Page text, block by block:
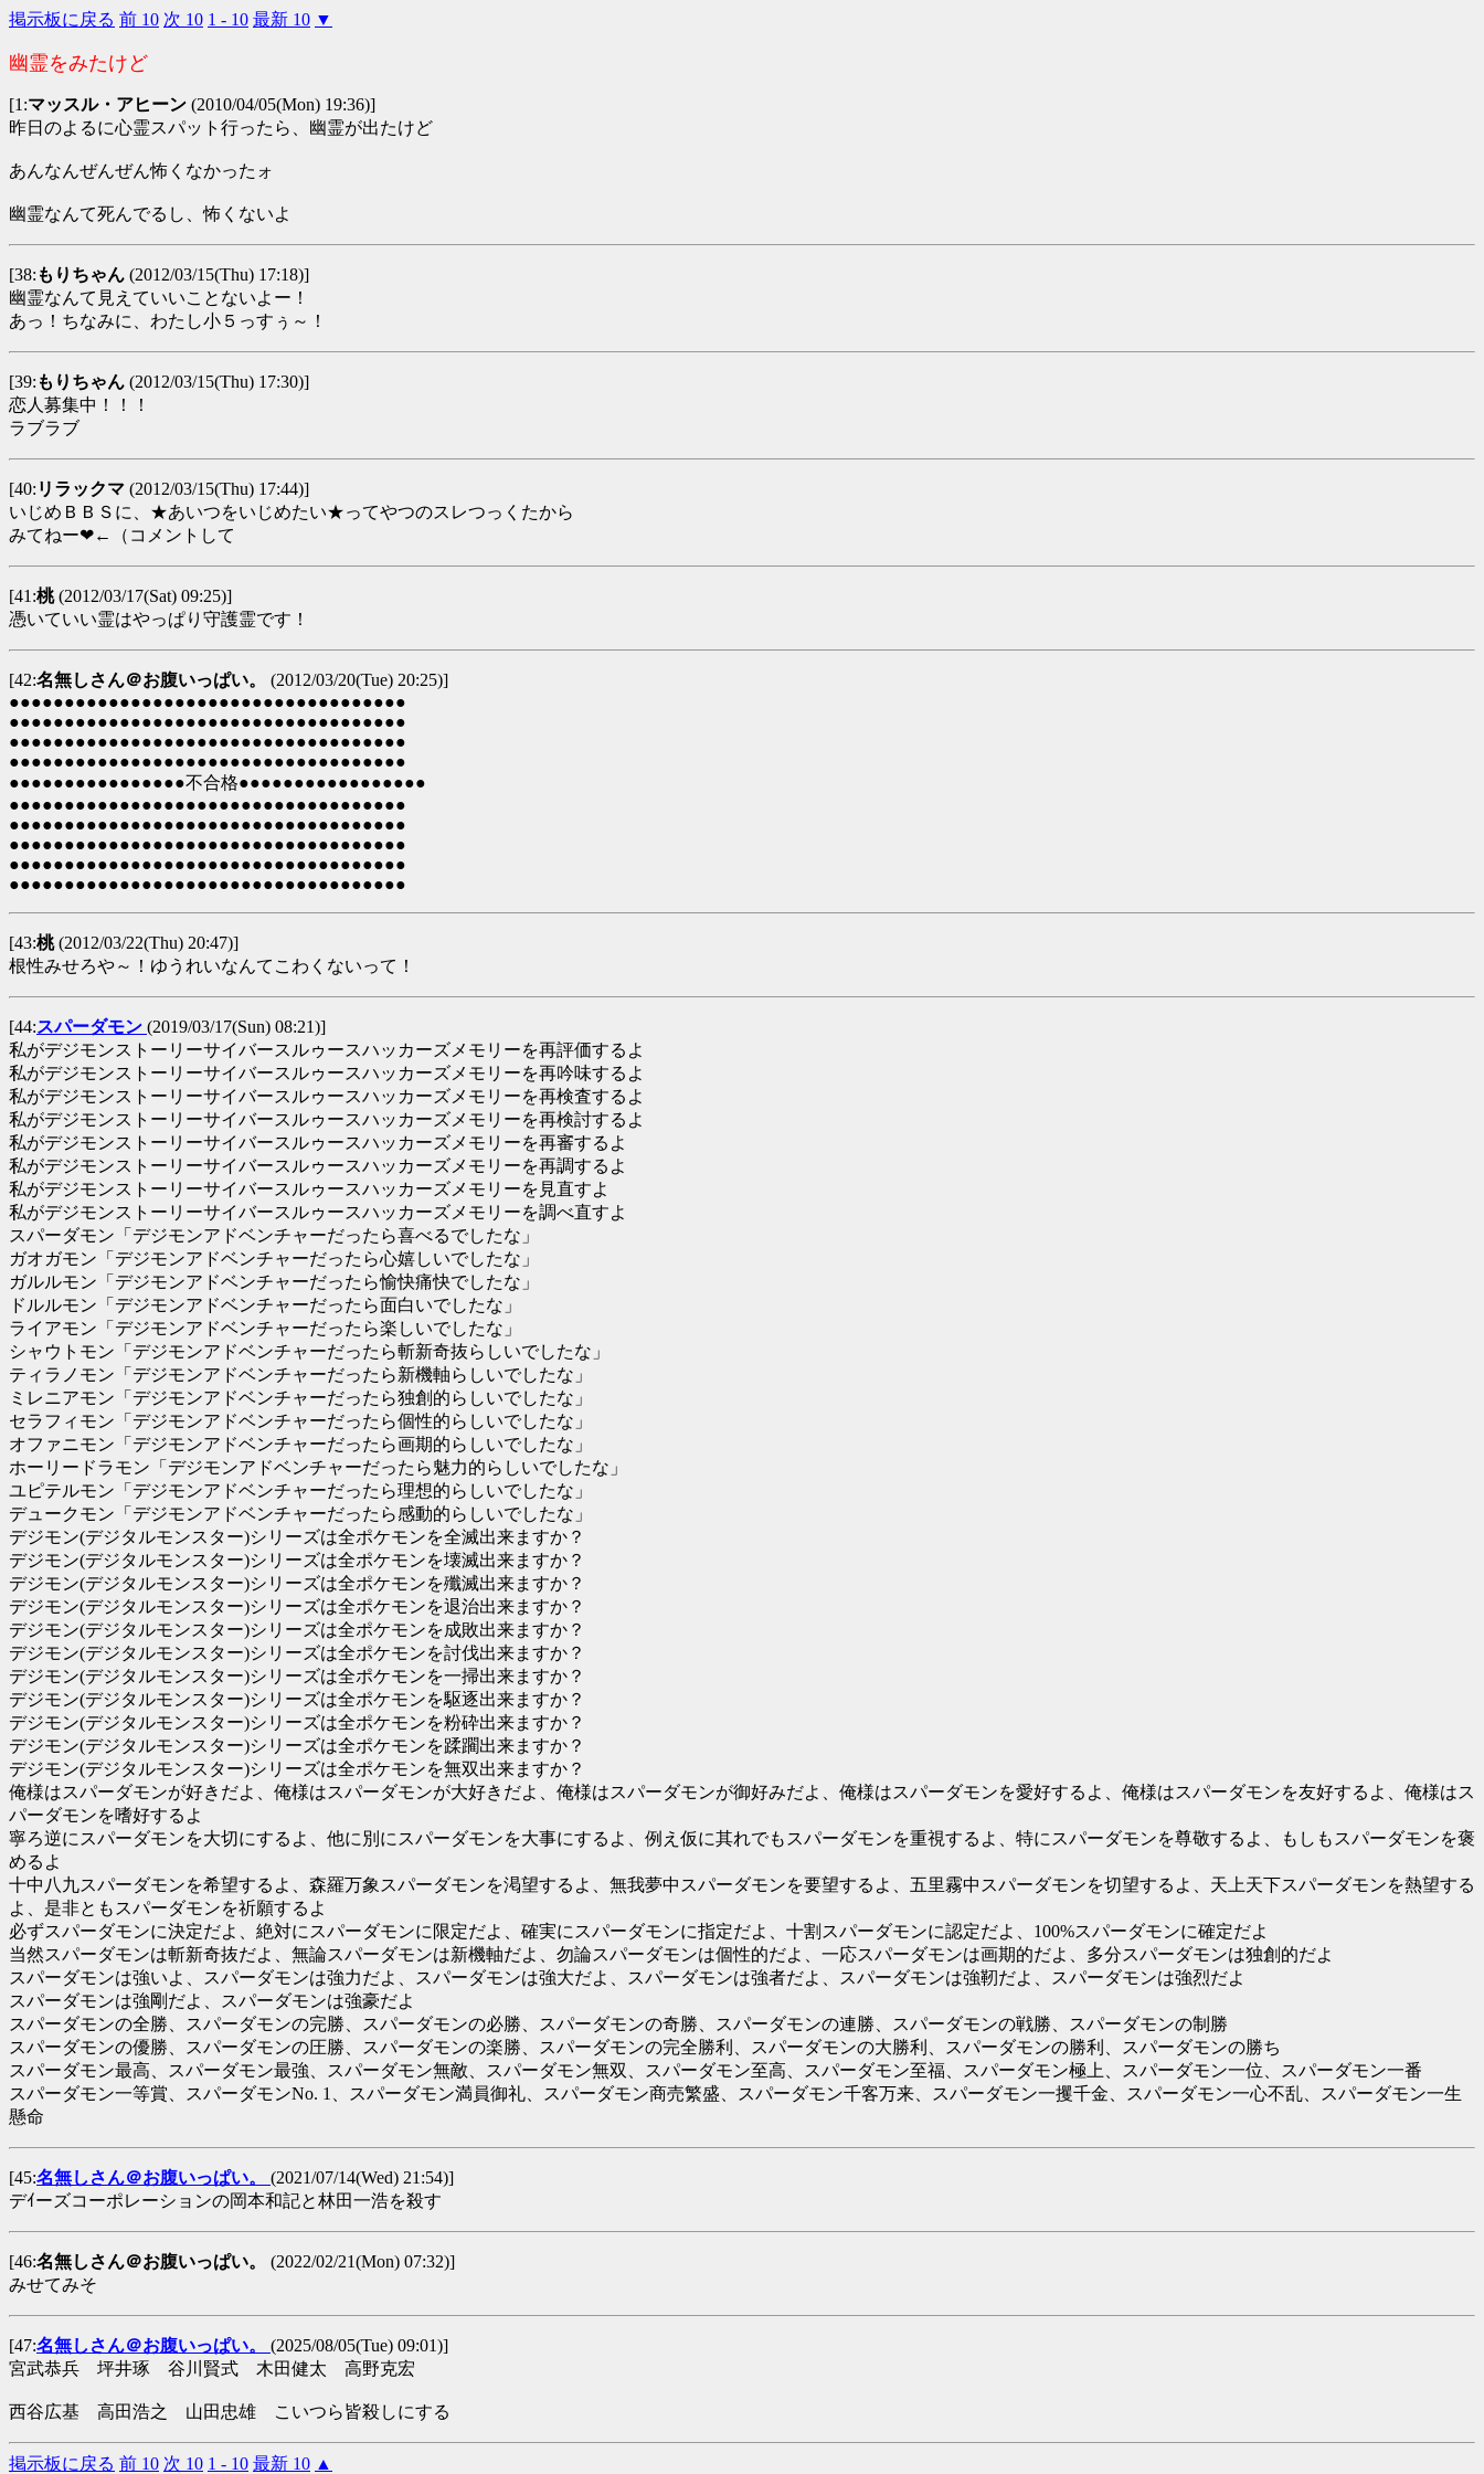
掲示板に戻る 前 10 次 10 1 - 10 最新 10 ▼
幽霊をみたけど
[1:マッスル・アヒーン (2010/04/05(Mon) 19:36)]
昨日のよるに心霊スパット行ったら、幽霊が出たけど
あんなんぜんぜん怖くなかったォ
幽霊なんて死んでるし、怖くないよ
[38: もりちゃん (2012/03/15(Thu) 17:18)]
幽霊なんて見えていいことないよー！
あっ！ちなみに、わたし小５っすぅ～！
[39: もりちゃん (2012/03/15(Thu) 17:30)]
恋人募集中！！！
ラブラブ
[40: リラックマ (2012/03/15(Thu) 17:44)]
いじめＢＢＳに、★あいつをいじめたい★ってやつのスレつっくたから
みてねー❤←（コメントして
[41:桃(2012/03/17(Sat) 09:25)]
憑いていい霊はやっぱり守護霊です！
[42:名無しさん＠お腹いっぱい。 (2012/03/20(Tue) 20:25)]
●●●●●●●●●●●●●●●●●●●●●●●●●●●●●●●●●●●●
●●●●●●●●●●●●●●●●●●●●●●●●●●●●●●●●●●●●
●●●●●●●●●●●●●●●●●●●●●●●●●●●●●●●●●●●●
●●●●●●●●●●●●●●●●●●●●●●●●●●●●●●●●●●●●
●●●●●●●●●●●●●●●●不合格●●●●●●●●●●●●●●●●●
●●●●●●●●●●●●●●●●●●●●●●●●●●●●●●●●●●●●
●●●●●●●●●●●●●●●●●●●●●●●●●●●●●●●●●●●●
●●●●●●●●●●●●●●●●●●●●●●●●●●●●●●●●●●●●
●●●●●●●●●●●●●●●●●●●●●●●●●●●●●●●●●●●●
●●●●●●●●●●●●●●●●●●●●●●●●●●●●●●●●●●●●
[43:桃(2012/03/22(Thu) 20:47)]
根性みせろや～！ゆうれいなんてこわくないって！
[44:スパーダモン (2019/03/17(Sun) 08:21)]
私がデジモンストーリーサイバースルゥースハッカーズメモリーを再評価するよ
私がデジモンストーリーサイバースルゥースハッカーズメモリーを再吟味するよ
私がデジモンストーリーサイバースルゥースハッカーズメモリーを再検査するよ
私がデジモンストーリーサイバースルゥースハッカーズメモリーを再検討するよ
私がデジモンストーリーサイバースルゥースハッカーズメモリーを再審するよ
私がデジモンストーリーサイバースルゥースハッカーズメモリーを再調するよ
私がデジモンストーリーサイバースルゥースハッカーズメモリーを見直すよ
私がデジモンストーリーサイバースルゥースハッカーズメモリーを調べ直すよ
スパーダモン「デジモンアドベンチャーだったら喜べるでしたな」
ガオガモン「デジモンアドベンチャーだったら心嬉しいでしたな」
ガルルモン「デジモンアドベンチャーだったら愉快痛快でしたな」
ドルルモン「デジモンアドベンチャーだったら面白いでしたな」
ライアモン「デジモンアドベンチャーだったら楽しいでしたな」
シャウトモン「デジモンアドベンチャーだったら斬新奇抜らしいでしたな」
ティラノモン「デジモンアドベンチャーだったら新機軸らしいでしたな」
ミレニアモン「デジモンアドベンチャーだったら独創的らしいでしたな」
セラフィモン「デジモンアドベンチャーだったら個性的らしいでしたな」
オファニモン「デジモンアドベンチャーだったら画期的らしいでしたな」
ホーリードラモン「デジモンアドベンチャーだったら魅力的らしいでしたな」
ユピテルモン「デジモンアドベンチャーだったら理想的らしいでしたな」
デュークモン「デジモンアドベンチャーだったら感動的らしいでしたな」
デジモン(デジタルモンスター)シリーズは全ポケモンを全滅出来ますか？
デジモン(デジタルモンスター)シリーズは全ポケモンを壊滅出来ますか？
デジモン(デジタルモンスター)シリーズは全ポケモンを殲滅出来ますか？
デジモン(デジタルモンスター)シリーズは全ポケモンを退治出来ますか？
デジモン(デジタルモンスター)シリーズは全ポケモンを成敗出来ますか？
デジモン(デジタルモンスター)シリーズは全ポケモンを討伐出来ますか？
デジモン(デジタルモンスター)シリーズは全ポケモンを一掃出来ますか？
デジモン(デジタルモンスター)シリーズは全ポケモンを駆逐出来ますか？
デジモン(デジタルモンスター)シリーズは全ポケモンを粉砕出来ますか？
デジモン(デジタルモンスター)シリーズは全ポケモンを蹂躙出来ますか？
デジモン(デジタルモンスター)シリーズは全ポケモンを無双出来ますか？
俺様はスパーダモンが好きだよ、俺様はスパーダモンが大好きだよ、俺様はスパーダモンが御好みだよ、俺様はスパーダモンを愛好するよ、俺様はスパーダモンを友好するよ、俺様はス
パーダモンを嗜好するよ
寧ろ逆にスパーダモンを大切にするよ、他に別にスパーダモンを大事にするよ、例え仮に其れでもスパーダモンを重視するよ、特にスパーダモンを尊敬するよ、もしもスパーダモンを褒
めるよ
十中八九スパーダモンを希望するよ、森羅万象スパーダモンを渇望するよ、無我夢中スパーダモンを要望するよ、五里霧中スパーダモンを切望するよ、天上天下スパーダモンを熱望する
よ、是非ともスパーダモンを祈願するよ
必ずスパーダモンに決定だよ、絶対にスパーダモンに限定だよ、確実にスパーダモンに指定だよ、十割スパーダモンに認定だよ、100%スパーダモンに確定だよ
当然スパーダモンは斬新奇抜だよ、無論スパーダモンは新機軸だよ、勿論スパーダモンは個性的だよ、一応スパーダモンは画期的だよ、多分スパーダモンは独創的だよ
スパーダモンは強いよ、スパーダモンは強力だよ、スパーダモンは強大だよ、スパーダモンは強者だよ、スパーダモンは強靭だよ、スパーダモンは強烈だよ
スパーダモンは強剛だよ、スパーダモンは強豪だよ
スパーダモンの全勝、スパーダモンの完勝、スパーダモンの必勝、スパーダモンの奇勝、スパーダモンの連勝、スパーダモンの戦勝、スパーダモンの制勝
スパーダモンの優勝、スパーダモンの圧勝、スパーダモンの楽勝、スパーダモンの完全勝利、スパーダモンの大勝利、スパーダモンの勝利、スパーダモンの勝ち
スパーダモン最高、スパーダモン最強、スパーダモン無敵、スパーダモン無双、スパーダモン至高、スパーダモン至福、スパーダモン極上、スパーダモン一位、スパーダモン一番
スパーダモン一等賞、スパーダモンNo. 1、スパーダモン満員御礼、スパーダモン商売繁盛、スパーダモン千客万来、スパーダモン一攫千金、スパーダモン一心不乱、スパーダモン一生
懸命
[45:名無しさん＠お腹いっぱい。 (2021/07/14(Wed) 21:54)]
デｲーズコーポレーションの岡本和記と林田一浩を殺す
[46:名無しさん＠お腹いっぱい。 (2022/02/21(Mon) 07:32)]
みせてみそ
[47:名無しさん＠お腹いっぱい。 (2025/08/05(Tue) 09:01)]
宮武恭兵 坪井琢 谷川賢式 木田健太 高野克宏
西谷広基 高田浩之 山田忠雄 こいつら皆殺しにする
掲示板に戻る 前 10 次 10 1 - 10 最新 10 ▲